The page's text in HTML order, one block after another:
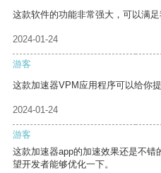
这款软件的功能非常强大，可以满足
2024-01-24
游客
这款加速器VPM应用程序可以给你
2024-01-24
游客
这款加速器app的加速效果还是不
望开发者能够优化一下。